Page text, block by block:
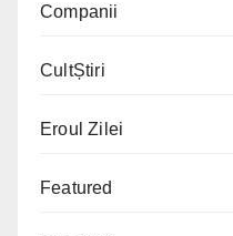
Companii
CultȘtiri
Eroul Zilei
Featured